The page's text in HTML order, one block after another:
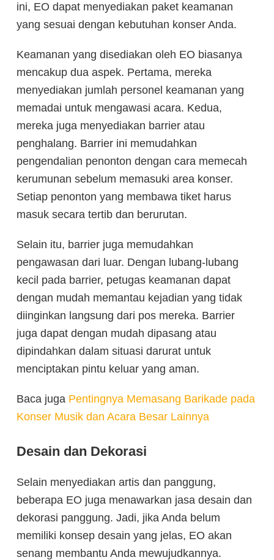
ini, EO dapat menyediakan paket keamanan
yang sesuai dengan kebutuhan konser Anda.
Keamanan yang disediakan oleh EO biasanya
mencakup dua aspek. Pertama, mereka
menyediakan jumlah personel keamanan yang
memadai untuk mengawasi acara. Kedua,
mereka juga menyediakan barrier atau
penghalang. Barrier ini memudahkan
pengendalian penonton dengan cara memecah
kerumunan sebelum memasuki area konser.
Setiap penonton yang membawa tiket harus
masuk secara tertib dan berurutan.
Selain itu, barrier juga memudahkan
pengawasan dari luar. Dengan lubang-lubang
kecil pada barrier, petugas keamanan dapat
dengan mudah memantau kejadian yang tidak
diinginkan langsung dari pos mereka. Barrier
juga dapat dengan mudah dipasang atau
dipindahkan dalam situasi darurat untuk
menciptakan pintu keluar yang aman.
Baca juga Pentingnya Memasang Barikade pada
Konser Musik dan Acara Besar Lainnya
Desain dan Dekorasi
Selain menyediakan artis dan panggung,
beberapa EO juga menawarkan jasa desain dan
dekorasi panggung. Jadi, jika Anda belum
memiliki konsep desain yang jelas, EO akan
senang membantu Anda mewujudkannya.